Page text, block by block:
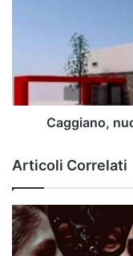
Caggiano,
Articoli Correlati